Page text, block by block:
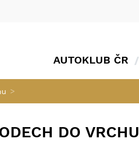
AUTOKLUB ČR
>
DO VRCHU